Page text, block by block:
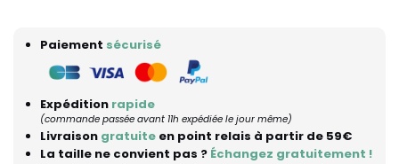
Paiement sécurisé
Expédition rapide
(commande passée avant 11h expédiée le jour même)
Livraison gratuite en point relais à partir de 59€
La taille ne convient pas ? Échangez gratuitement !